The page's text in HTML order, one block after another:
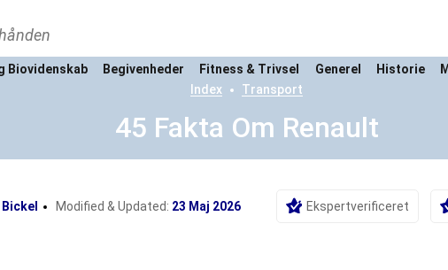
Biovidenskab Begivenheder Fitness & Trivsel Generel Historie
Index
Transport
45 Fakta Om Renault
Modified & Updated: 23 Maj 2026 Ekspertverificeret